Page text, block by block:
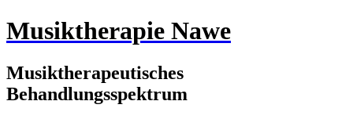
Musiktherapie Nawe
Musiktherapeutisches
Behandlungsspektrum